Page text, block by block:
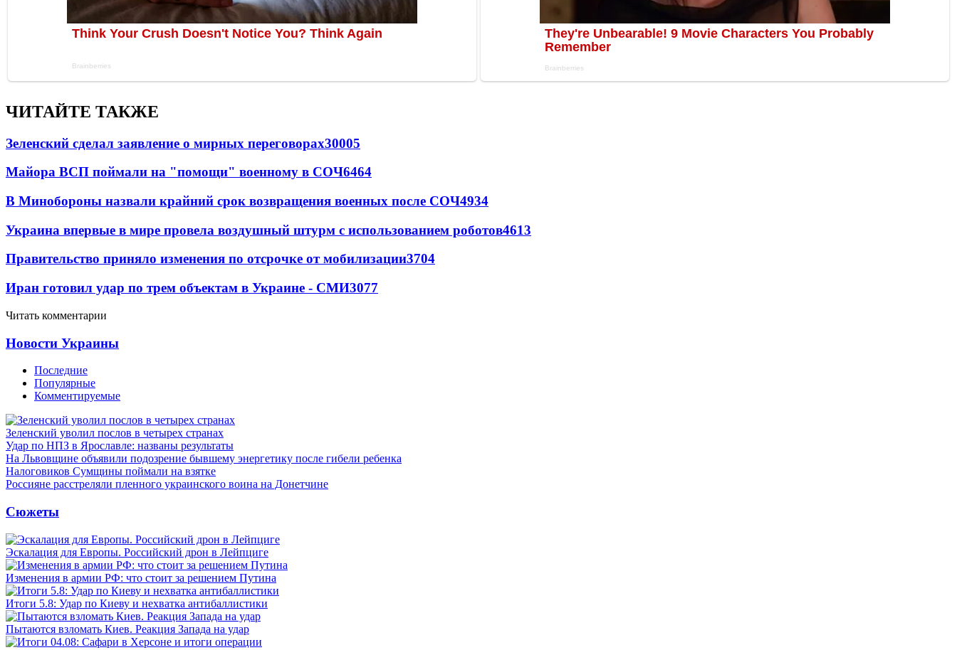
ЧИТАЙТЕ ТАКЖЕ
Зеленский сделал заявление о мирных переговорах30005
Майора ВСП поймали на "помощи" военному в СОЧ6464
В Минобороны назвали крайний срок возвращения военных после СОЧ4934
Украина впервые в мире провела воздушный штурм с использованием роботов4613
Правительство приняло изменения по отсрочке от мобилизации3704
Иран готовил удар по трем объектам в Украине - СМИ3077
Читать комментарии
Новости Украины
Последние
Популярные
Комментируемые
Зеленский уволил послов в четырех странах
Удар по НПЗ в Ярославле: названы результаты
На Львовщине объявили подозрение бывшему энергетику после гибели ребенка
Налоговиков Сумщины поймали на взятке
Россияне расстреляли пленного украинского воина на Донетчине
Сюжеты
Эскалация для Европы. Российский дрон в Лейпциге
Изменения в армии РФ: что стоит за решением Путина
Итоги 5.8: Удар по Киеву и нехватка антибаллистики
Пытаются взломать Киев. Реакция Запада на удар